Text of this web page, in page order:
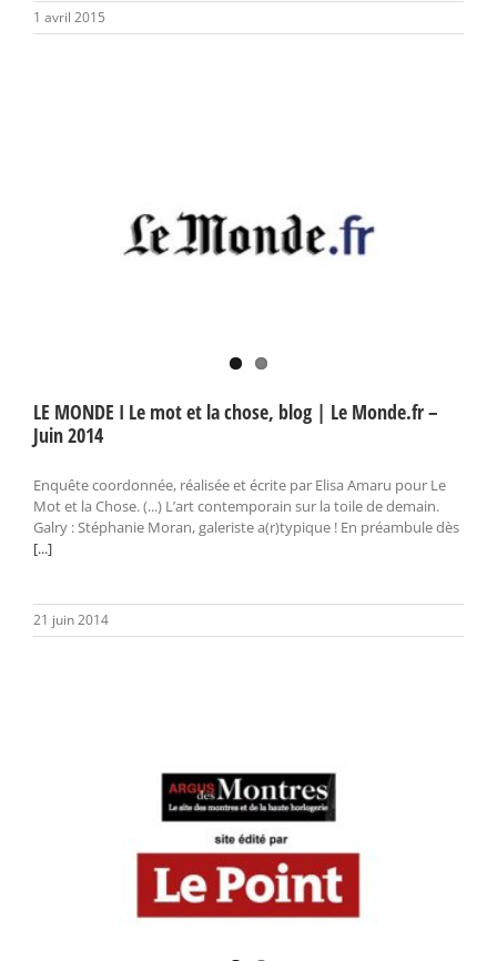
1 avril 2015
LE MONDE I Le mot et la chose, blog | Le Monde.fr –
Juin 2014
Enquête coordonnée, réalisée et écrite par Elisa Amaru pour Le
Mot et la Chose. (...) L’art contemporain sur la toile de demain.
Galry : Stéphanie Moran, galeriste a(r)typique ! En préambule dès
[...]
21 juin 2014